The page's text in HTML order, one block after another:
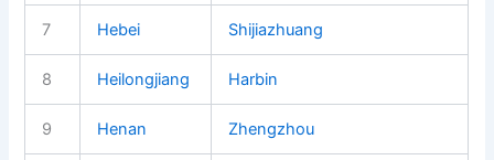
7 Hebei Shijiazhuang
8 Heilongjiang Harbin
9 Henan Zhengzhou